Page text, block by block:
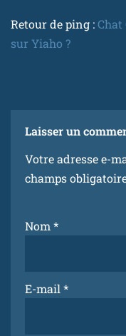
Retour de ping :
sur Yiaho ?
Laisser un
Votre adresse e-
champs
Nom *
E-mail *